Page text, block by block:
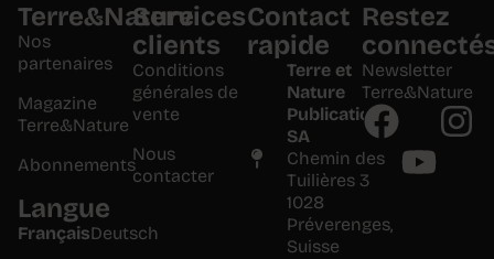
Terre&Nature
Nos
partenaires
Magazine
Terre&Nature
Abonnements
Langue
FrançaisDeutsch
Services
clients
Conditions
générales de
vente
Nous
contacter
Contact
rapide
Terre et
Nature
Publications
SA
Chemin des
Tuilières 3
1028
Préverenges,
Suisse
Restez
Newsletter
Terre&Nature